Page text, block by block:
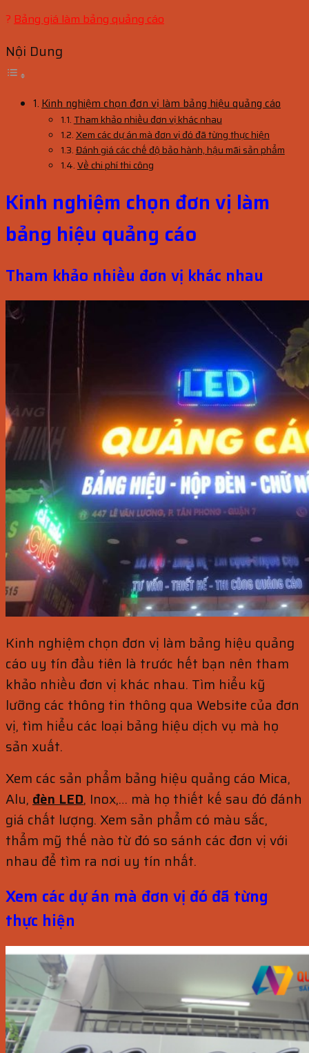
? Bảng giá làm bảng quảng cáo
Nội Dung
Kinh nghiệm chọn đơn vị làm bảng hiệu quảng cáo
Tham khảo nhiều đơn vị khác nhau
Xem các dự án mà đơn vị đó đã từng thực hiện
Đánh giá các chế độ bảo hành, hậu mãi sản phẩm
Về chi phí thi công
Kinh nghiệm chọn đơn vị làm
bảng hiệu quảng cáo
Tham khảo nhiều đơn vị khác nhau
Kinh nghiệm chọn đơn vị làm bảng hiệu quảng
cáo uy tín đầu tiên là trước hết bạn nên tham
khảo nhiều đơn vị khác nhau. Tìm hiểu kỹ
lưỡng các thông tin thông qua Website của đơn
vị, tìm hiểu các loại bảng hiệu dịch vụ mà họ
sản xuất.
Xem các sản phẩm bảng hiệu quảng cáo Mica,
Alu, đèn LED, Inox,… mà họ thiết kế sau đó đánh
giá chất lượng. Xem sản phẩm có màu sắc,
thẩm mỹ thế nào từ đó so sánh các đơn vị với
nhau để tìm ra nơi uy tín nhất.
Xem các dự án mà đơn vị đó đã từng
thực hiện